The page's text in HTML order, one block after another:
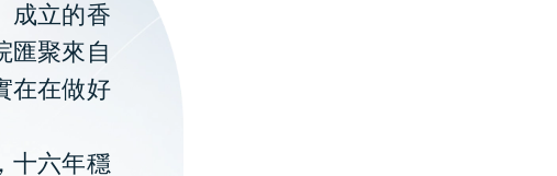
成立的香
匯聚來自
在在做好
十六年穩